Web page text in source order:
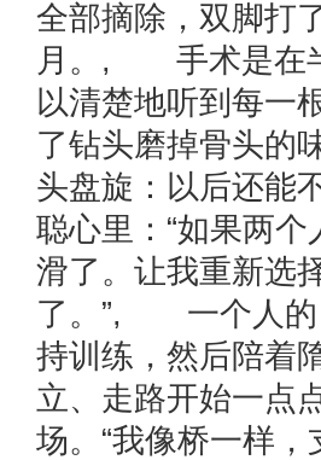
全部摘除，双脚打
月。, 手术是在半
以清楚地听到每一
了钻头磨掉骨头的
头盘旋：以后还能
聪心里：“如果两
滑了。让我重新选
了。”, 一个人的
持训练，然后陪着
立、走路开始一点
场。“我像桥一样